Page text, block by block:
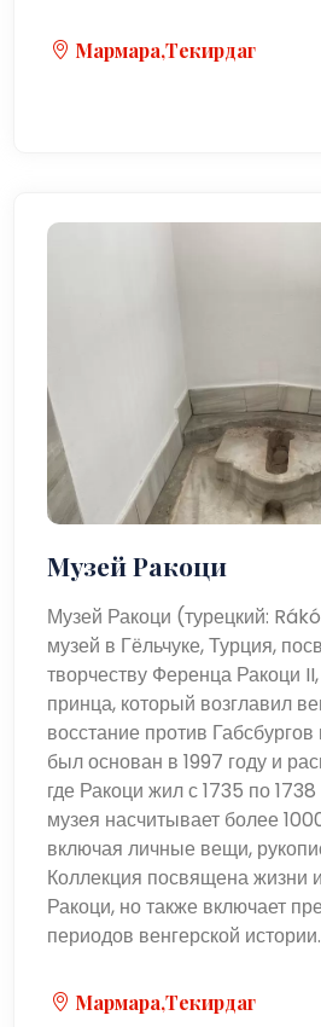
Мармара,Текирдаг
Музей Ракоци
Музей Ракоци (турецкий:
музей в Гёльчуке, Турция,
творчеству Ференца Ракоци
принца, который возглавил
восстание против
был основан в 1997 году и
где Ракоци жил с 1735 по
музея насчитывает более
включая личные вещи,
Коллекция посвящена жизни
Ракоци, но также включает
периодов венгерской истории.
Мармара,Текирдаг